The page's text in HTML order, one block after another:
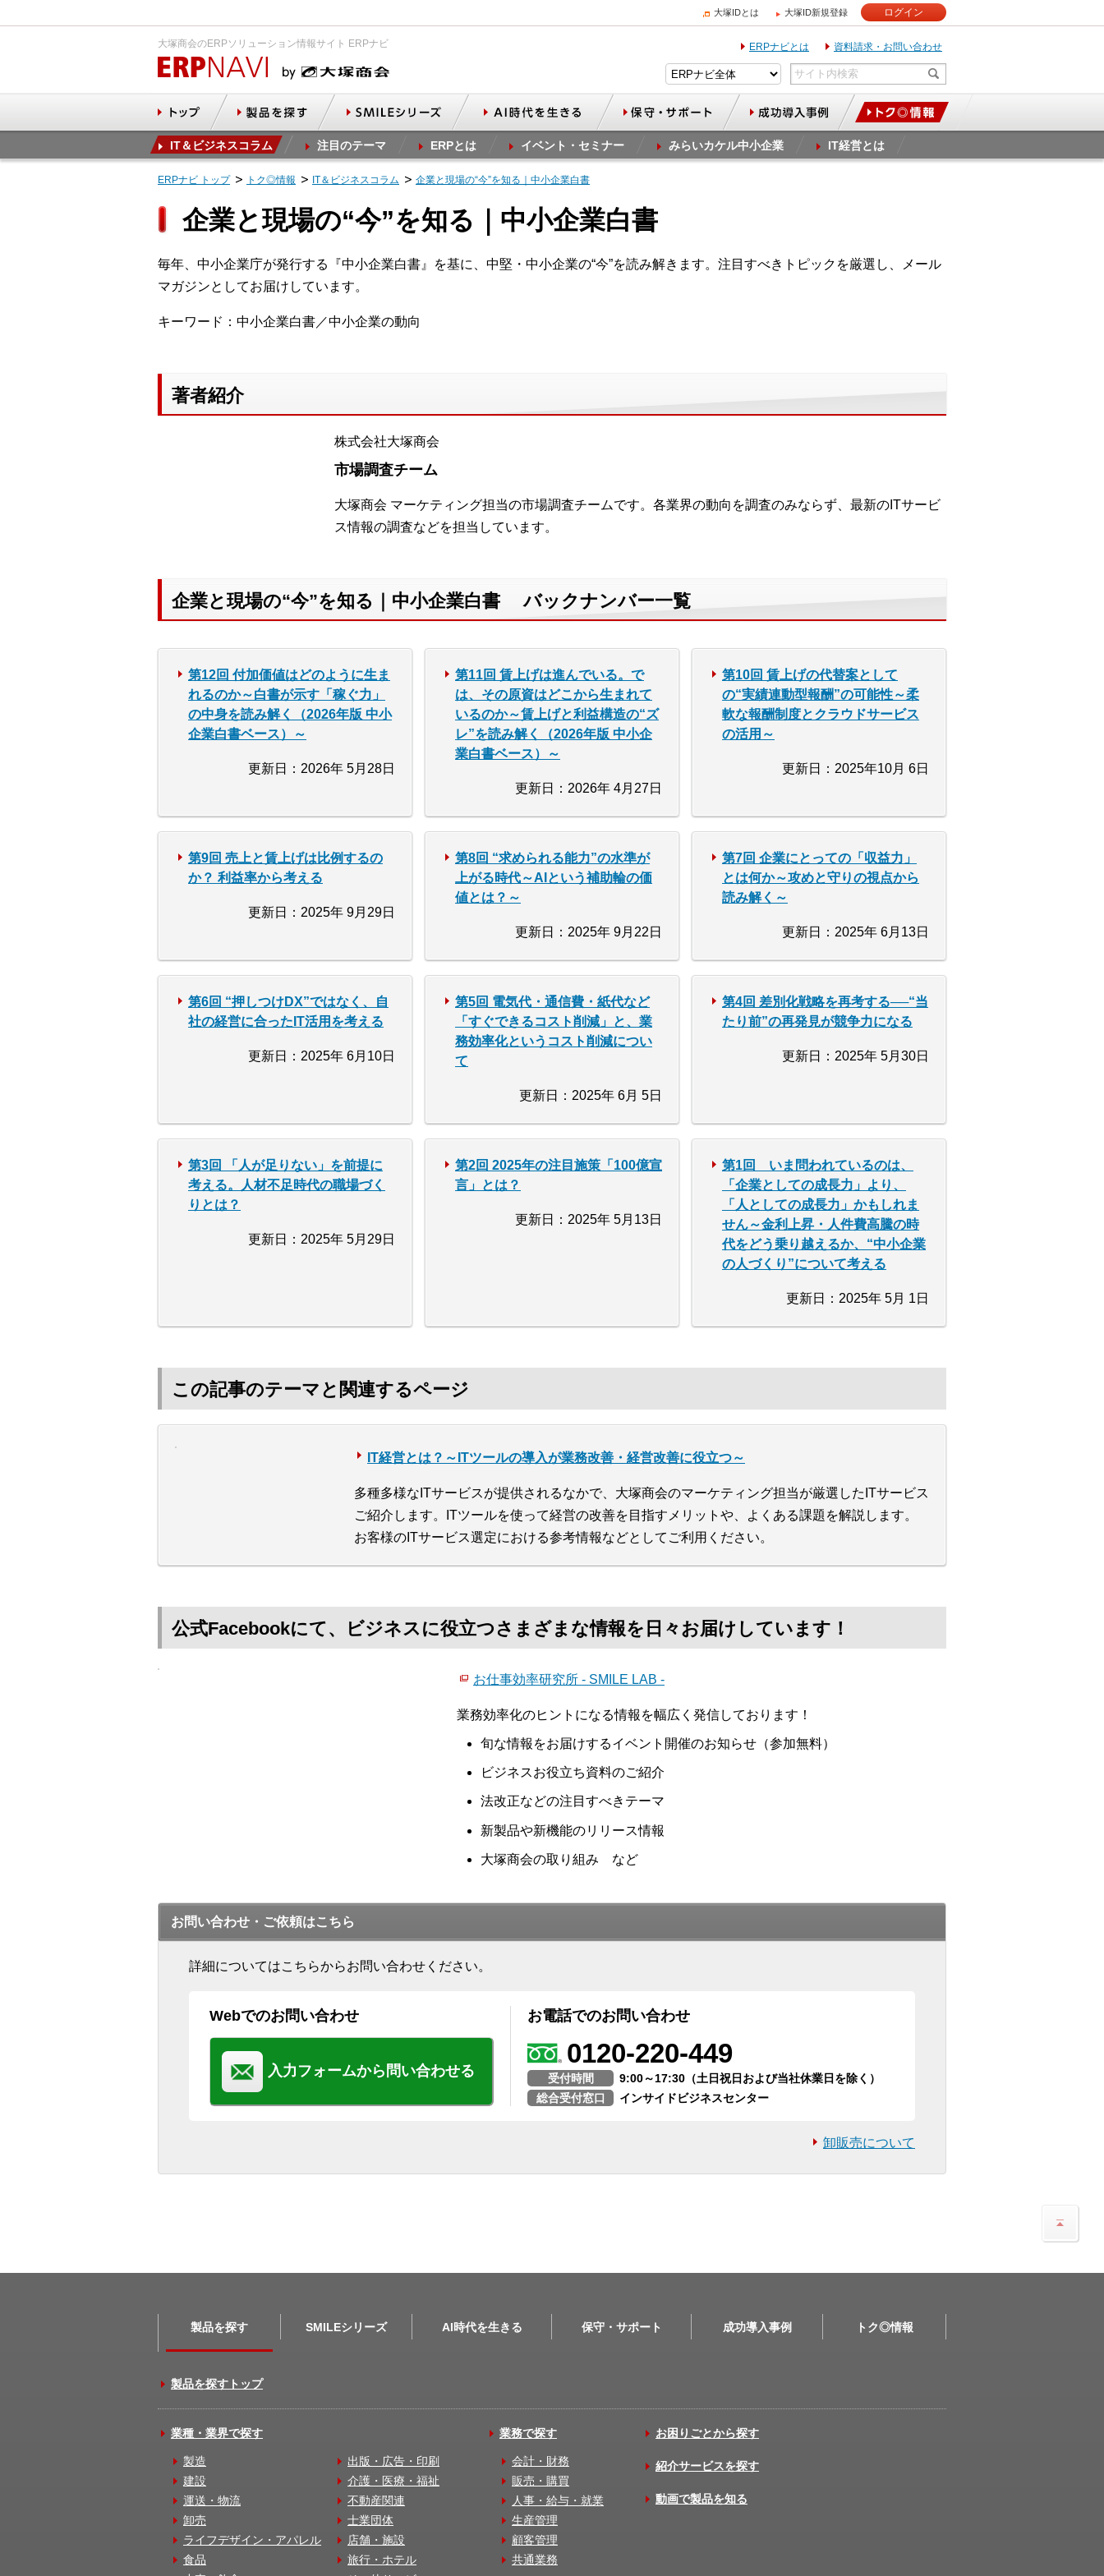
大塚IDとは 大塚ID新規登録 ログイン
大塚商会のERPソリューション情報サイト ERPナビ ERPナビとは 資料請求・お問い合わせ
IT＆ビジネスコラム 注目のテーマ ERPとは イベント・セミナー みらいカケル中小企業 IT経営とは
ERPナビ トップ トク◎情報 IT＆ビジネスコラム 企業と現場の“今”を知る｜中小企業白書
企業と現場の“今”を知る｜中小企業白書
毎年、中小企業庁が発行する『中小企業白書』を基に、中堅・中小企業の“今”を読み解きます。注目すべきトピックを厳選し、メール
マガジンとしてお届けしています。
キーワード：中小企業白書／中小企業の動向
著者紹介
株式会社大塚商会
市場調査チーム
大塚商会 マーケティング担当の市場調査チームです。各業界の動向を調査のみならず、最新のITサービ
ス情報の調査などを担当しています。
企業と現場の“今”を知る｜中小企業白書 バックナンバー一覧
第12回 付加価値はどのように生ま
れるのか～白書が示す「稼ぐ力」
の中身を読み解く（2026年版 中小
企業白書ベース）～
更新日：2026年 5月28日
第11回 賃上げは進んでいる。で
は、その原資はどこから生まれて
いるのか～賃上げと利益構造の“ズ
レ”を読み解く（2026年版 中小企
業白書ベース）～
更新日：2026年 4月27日
第10回 賃上げの代替案として
の“実績連動型報酬”の可能性～柔
軟な報酬制度とクラウドサービス
の活用～
更新日：2025年10月 6日
第9回 売上と賃上げは比例するの
か？ 利益率から考える
更新日：2025年 9月29日
第8回 “求められる能力”の水準が
上がる時代～AIという補助輪の価
値とは？～
更新日：2025年 9月22日
第7回 企業にとっての「収益力」
とは何か～攻めと守りの視点から
読み解く～
更新日：2025年 6月13日
第6回 “押しつけDX”ではなく、自
社の経営に合ったIT活用を考える
更新日：2025年 6月10日
第5回 電気代・通信費・紙代など
「すぐできるコスト削減」と、業
務効率化というコスト削減につい
て
更新日：2025年 6月 5日
第4回 差別化戦略を再考する──“当
たり前”の再発見が競争力になる
更新日：2025年 5月30日
第3回 「人が足りない」を前提に
考える。人材不足時代の職場づく
りとは？
更新日：2025年 5月29日
第2回 2025年の注目施策「100億宣
言」とは？
更新日：2025年 5月13日
第1回 いま問われているのは、
「企業としての成長力」より、
「人としての成長力」かもしれま
せん～金利上昇・人件費高騰の時
代をどう乗り越えるか、“中小企業
の人づくり”について考える
更新日：2025年 5月 1日
この記事のテーマと関連するページ
IT経営とは？～ITツールの導入が業務改善・経営改善に役立つ～
多種多様なITサービスが提供されるなかで、大塚商会のマーケティング担当が厳選したITサービス
ご紹介します。ITツールを使って経営の改善を目指すメリットや、よくある課題を解説します。
お客様のITサービス選定における参考情報などとしてご利用ください。
公式Facebookにて、ビジネスに役立つさまざまな情報を日々お届けしています！
お仕事効率研究所 - SMILE LAB -
業務効率化のヒントになる情報を幅広く発信しております！
旬な情報をお届けするイベント開催のお知らせ（参加無料）
ビジネスお役立ち資料のご紹介
法改正などの注目すべきテーマ
新製品や新機能のリリース情報
大塚商会の取り組み など
お問い合わせ・ご依頼はこちら
詳細についてはこちらからお問い合わせください。
Webでのお問い合わせ
入力フォームから問い合わせる
お電話でのお問い合わせ
0120-220-449
受付時間
9:00～17:30（土日祝日および当社休業日を除く）
総合受付窓口
インサイドビジネスセンター
卸販売について
製品を探す SMILEシリーズ AI時代を生きる 保守・サポート 成功導入事例 トク◎情報
製品を探すトップ
業種・業界で探す
製造
建設
運送・物流
卸売
ライフデザイン・アパレル
食品
出版・広告・印刷
介護・医療・福祉
不動産関連
士業団体
店舗・施設
旅行・ホテル
業務で探す
会計・財務
販売・購買
人事・給与・就業
生産管理
顧客管理
共通業務
お困りごとから探す
紹介サービスを探す
動画で製品を知る